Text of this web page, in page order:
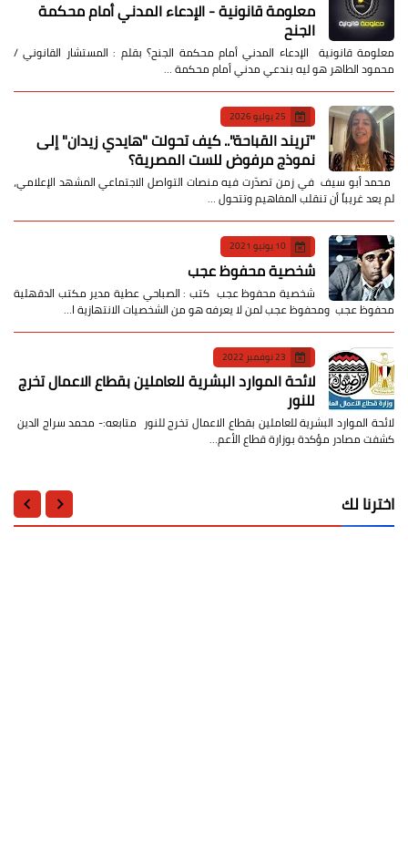
معلومة قانونية - الإدعاء المدني أمام محكمة
الجنح
معلومة قانونية الإدعاء المدني أمام محكمة الجنح؟ بقلم : المستشار القانوني /
محمود الطاهر هو ليه بندعي مدني أمام محكمة …
25 يوليو 2026
​"تريند القباحة".. كيف تحولت "هايدي زيدان" إلى
نموذج مرفوض للست المصرية؟
​ محمد أبو سيف ​في زمن تصدّرت فيه منصات التواصل الاجتماعي المشهد الإعلامي،
لم يعد غريباً أن تنقلب المفاهيم وتتحول …
10 يونيو 2021
شخصية محفوظ عجب
شخصية محفوظ عجب كتب : الصباحي عطية مدير مكتب الدقهلية
محفوظ عجب ومحفوظ عجب لمن لا يعرفه هو من الشخصيات الانتهازية ا…
23 نوفمبر 2022
لائحة الموارد البشرية للعاملين بقطاع الاعمال تخرج
للنور
لائحة الموارد البشرية للعاملين بقطاع الاعمال تخرج للنور متابعه:- محمد سراج الدين
كشفت مصادر مؤكدة بوزارة قطاع الأعم…
اخترنا لك